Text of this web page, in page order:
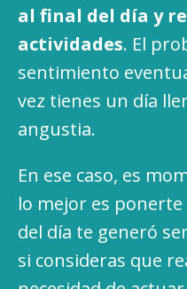
al final del día y
actividades. El
sentimiento
vez tienes un día
angustia.
En ese caso, es
lo mejor es
del día te generó
si consideras que